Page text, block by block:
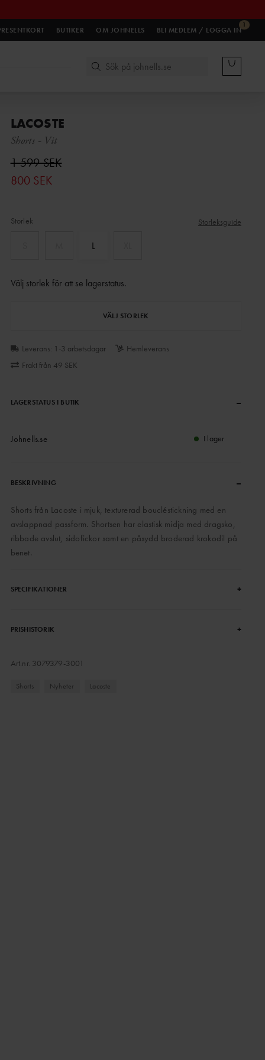
BUTIKER OM JOHNELLS
1
BLI MEDLEM / LOGGA IN
LACOSTE
Shorts - Vit
1 599 SEK
800 SEK
Storlek Storleksguide
L
Välj storlek för att se lagerstatus.
VÄLJ STORLEK
Leverans: 1-3 arbetsdagar
Hemleverans
Frakt från 49 SEK
LAGERSTATUS I BUTIK –
Johnells.se I lager
BESKRIVNING –
Shorts från Lacoste i mjuk, texturerad boucléstickning med en
avslappnad passform. Shortsen har elastisk midja med dragsko,
ribbade avslut, sidofickor samt en påsydd broderad krokodil på
benet.
SPECIFIKATIONER +
PRISHISTORIK +
Art.nr. 3079379-3001
Shorts Nyheter Lacoste